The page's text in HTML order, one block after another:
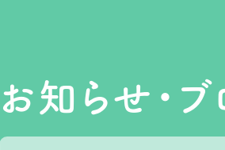
お知らせ・ブ